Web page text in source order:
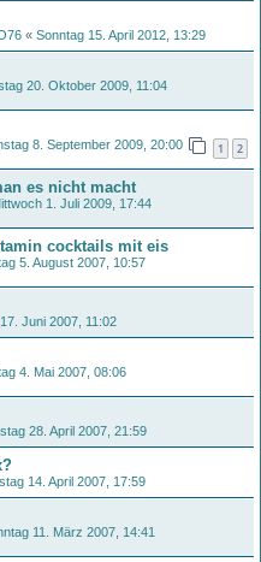
« Sonntag 15. April 2012, 13:29
20. Oktober 2009, 11:04
8. September 2009, 20:00
1 2
es nicht macht
1. Juli 2009, 17:44
cocktails mit eis
5. August 2007, 10:57
Juni 2007, 11:02
4. Mai 2007, 08:06
28. April 2007, 21:59
14. April 2007, 17:59
11. März 2007, 14:41